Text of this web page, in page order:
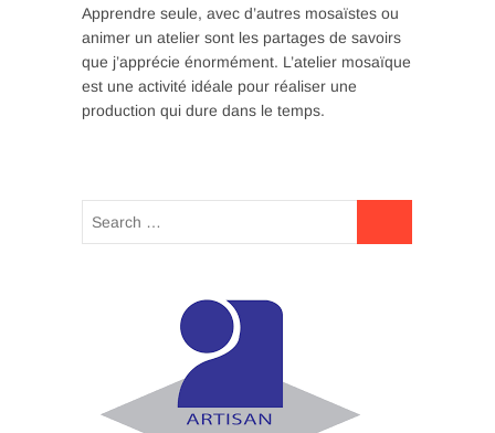
Apprendre seule, avec d’autres mosaïstes ou
animer un atelier sont les partages de savoirs
que j’apprécie énormément. L’atelier mosaïque
est une activité idéale pour réaliser une
production qui dure dans le temps.